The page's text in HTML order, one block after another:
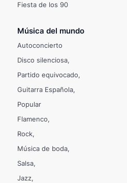
Fiesta de los 90
Música del mundo
Autoconcierto
Disco silenciosa
Partido equivocado
Guitarra Española
Popular
Flamenco
Rock
Música de boda
Salsa
Jazz